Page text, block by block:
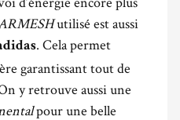
utilisé est aussi
. Cela permet
garantissant tout de
y retrouve aussi une
pour une belle